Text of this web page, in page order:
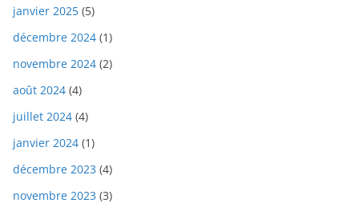
janvier 2025 (5)
décembre 2024 (1)
novembre 2024 (2)
août 2024 (4)
juillet 2024 (4)
janvier 2024 (1)
décembre 2023 (4)
novembre 2023 (3)